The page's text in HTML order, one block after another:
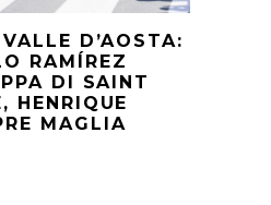
D’AOSTA:
RAMÍREZ
DI SAINT
HENRIQUE
MAGLIA